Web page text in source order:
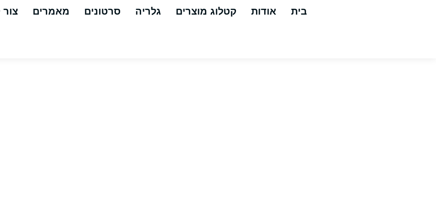
בית אודות קטלוג מוצרים גלריה סרטונים מאמרים